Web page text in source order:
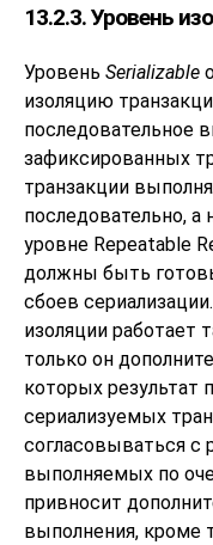
13.2.3. Уровень
Уровень Serializable
изоляцию
последовательное
зафиксированных
транзакции
последовательно, а
уровне Repeatable
должны быть
сбоев
изоляции работает
только он
которых результат
сериализуемых
согласовываться с
выполняемых по
привносит
выполнения, кроме